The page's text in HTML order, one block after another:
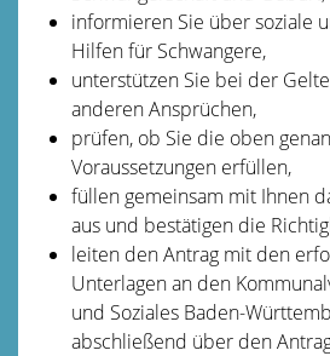
informieren Sie über soziale
Hilfen für Schwangere,
unterstützen Sie bei der
anderen Ansprüchen,
prüfen, ob Sie die oben
Voraussetzungen erfüllen,
füllen gemeinsam mit Ihnen
aus und bestätigen die
leiten den Antrag mit den
Unterlagen an den
und Soziales Baden-
abschließend über den